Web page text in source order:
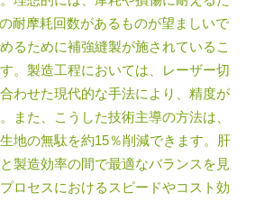
耐摩耗回数があるものが望ましいで
るために補強縫製が施されているこ
。製造工程においては、レーザー切
わせた現代的な手法により、精度が
また、こうした技術主導の方法は、
地の無駄を約15％削減できます。肝
製造効率の間で最適なバランスを見
ロセスにおけるスピードやコスト効